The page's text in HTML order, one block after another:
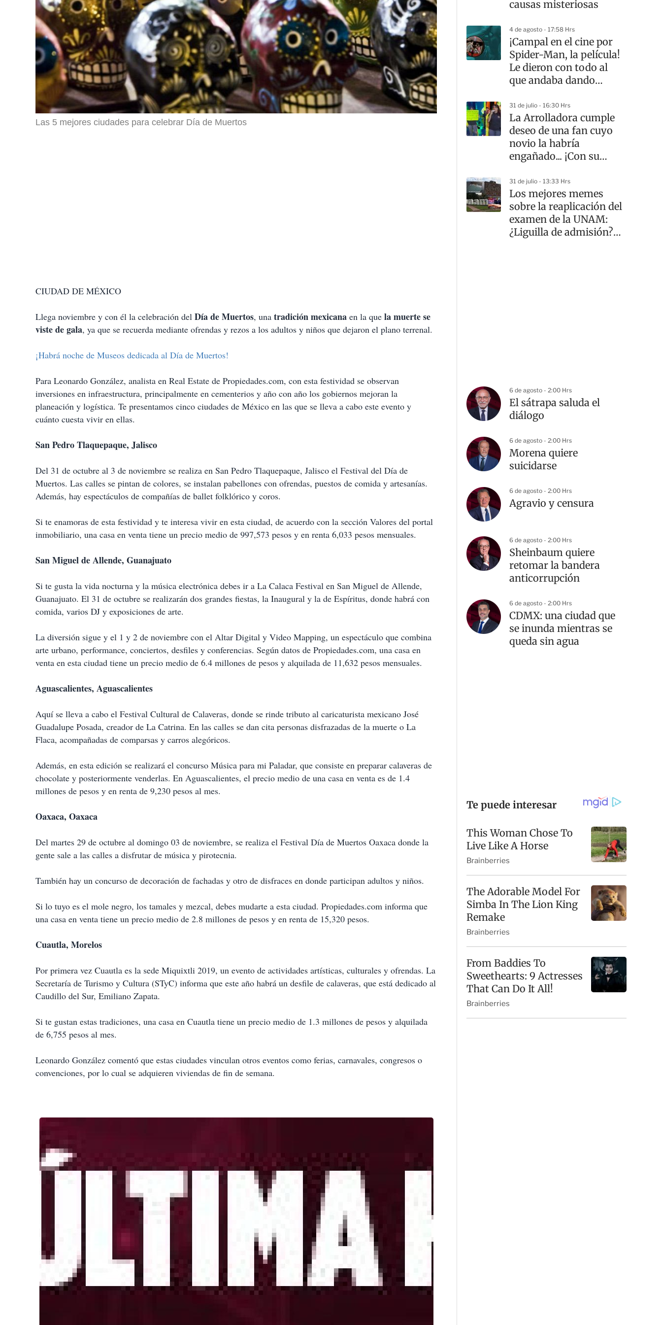
Las 5 mejores ciudades para celebrar Día de Muertos
CIUDAD DE MÉXICO
Llega noviembre y con él la celebración del Día de Muertos, una tradición mexicana en la que la muerte se
viste de gala, ya que se recuerda mediante ofrendas y rezos a los adultos y niños que dejaron el plano terrenal.
¡Habrá noche de Museos dedicada al Día de Muertos!
Para Leonardo González, analista en Real Estate de Propiedades.com, con esta festividad se observan
inversiones en infraestructura, principalmente en cementerios y año con año los gobiernos mejoran la
planeación y logística. Te presentamos cinco ciudades de México en las que se lleva a cabo este evento y
cuánto cuesta vivir en ellas.
San Pedro Tlaquepaque, Jalisco
Del 31 de octubre al 3 de noviembre se realiza en San Pedro Tlaquepaque, Jalisco el Festival del Día de
Muertos. Las calles se pintan de colores, se instalan pabellones con ofrendas, puestos de comida y artesanías.
Además, hay espectáculos de compañías de ballet folklórico y coros.
Si te enamoras de esta festividad y te interesa vivir en esta ciudad, de acuerdo con la sección Valores del portal
inmobiliario, una casa en venta tiene un precio medio de 997,573 pesos y en renta 6,033 pesos mensuales.
San Miguel de Allende, Guanajuato
Si te gusta la vida nocturna y la música electrónica debes ir a La Calaca Festival en San Miguel de Allende,
Guanajuato. El 31 de octubre se realizarán dos grandes fiestas, la Inaugural y la de Espíritus, donde habrá con
comida, varios DJ y exposiciones de arte.
La diversión sigue y el 1 y 2 de noviembre con el Altar Digital y Video Mapping, un espectáculo que combina
arte urbano, performance, conciertos, desfiles y conferencias. Según datos de Propiedades.com, una casa en
venta en esta ciudad tiene un precio medio de 6.4 millones de pesos y alquilada de 11,632 pesos mensuales.
Aguascalientes, Aguascalientes
Aquí se lleva a cabo el Festival Cultural de Calaveras, donde se rinde tributo al caricaturista mexicano José
Guadalupe Posada, creador de La Catrina. En las calles se dan cita personas disfrazadas de la muerte o La
Flaca, acompañadas de comparsas y carros alegóricos.
Además, en esta edición se realizará el concurso Música para mi Paladar, que consiste en preparar calaveras de
chocolate y posteriormente venderlas. En Aguascalientes, el precio medio de una casa en venta es de 1.4
millones de pesos y en renta de 9,230 pesos al mes.
Oaxaca, Oaxaca
Del martes 29 de octubre al domingo 03 de noviembre, se realiza el Festival Día de Muertos Oaxaca donde la
gente sale a las calles a disfrutar de música y pirotecnia.
También hay un concurso de decoración de fachadas y otro de disfraces en donde participan adultos y niños.
Si lo tuyo es el mole negro, los tamales y mezcal, debes mudarte a esta ciudad. Propiedades.com informa que
una casa en venta tiene un precio medio de 2.8 millones de pesos y en renta de 15,320 pesos.
Cuautla, Morelos
Por primera vez Cuautla es la sede Miquixtli 2019, un evento de actividades artísticas, culturales y ofrendas. La
Secretaría de Turismo y Cultura (STyC) informa que este año habrá un desfile de calaveras, que está dedicado al
Caudillo del Sur, Emiliano Zapata.
Si te gustan estas tradiciones, una casa en Cuautla tiene un precio medio de 1.3 millones de pesos y alquilada
de 6,755 pesos al mes.
Leonardo González comentó que estas ciudades vinculan otros eventos como ferias, carnavales, congresos o
convenciones, por lo cual se adquieren viviendas de fin de semana.
causas misteriosas
4 de agosto - 17:58 Hrs
¡Campal en el cine por
Spider-Man, la película!
Le dieron con todo al
que andaba dando
31 de julio - 16:30 Hrs
La Arrolladora cumple
deseo de una fan cuyo
novio la habría
engañado... ¡Con su
31 de julio - 13:33 Hrs
Los mejores memes
sobre la reaplicación del
examen de la UNAM:
¿Liguilla de admisión?
6 de agosto - 2:00 Hrs
El sátrapa saluda el
diálogo
6 de agosto - 2:00 Hrs
Morena quiere
suicidarse
6 de agosto - 2:00 Hrs
Agravio y censura
6 de agosto - 2:00 Hrs
Sheinbaum quiere
retomar la bandera
anticorrupción
6 de agosto - 2:00 Hrs
CDMX: una ciudad que
se inunda mientras se
queda sin agua